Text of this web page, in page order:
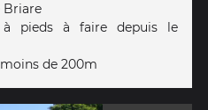
Briare
pieds à faire depuis le
de 200m